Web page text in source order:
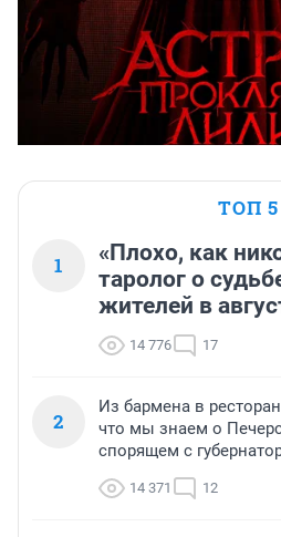
ТОП 5
1
«Плохо, как
таролог о
жителей в
14 776 17
2
Из бармена в
что мы знаем о
спорящем с
14 371 12